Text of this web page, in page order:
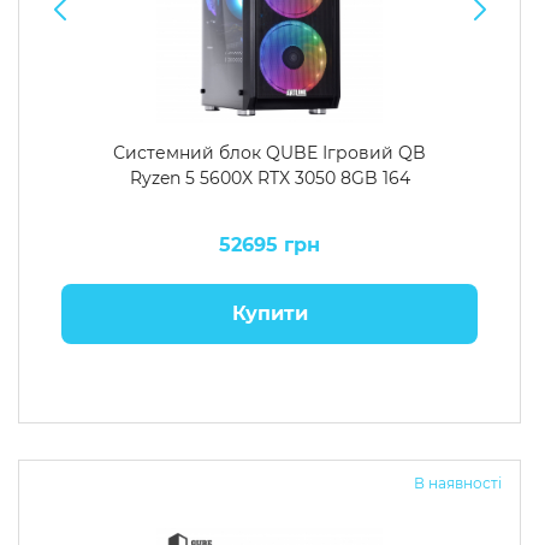
Системний блок QUBE Ігровий QB
Ryzen 5 5600X RTX 3050 8GB 164
52695 грн
Купити
В наявності